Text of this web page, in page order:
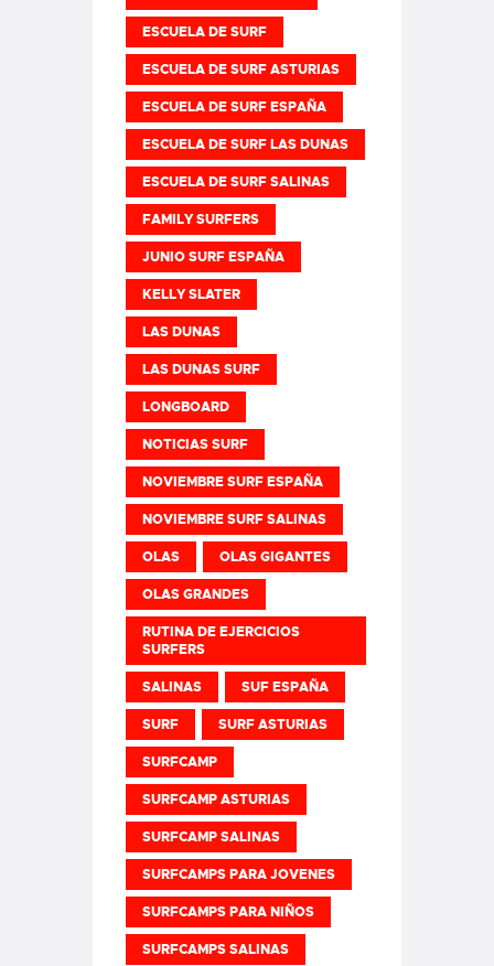
ESCUELA DE SURF
ESCUELA DE SURF ASTURIAS
ESCUELA DE SURF ESPAÑA
ESCUELA DE SURF LAS DUNAS
ESCUELA DE SURF SALINAS
FAMILY SURFERS
JUNIO SURF ESPAÑA
KELLY SLATER
LAS DUNAS
LAS DUNAS SURF
LONGBOARD
NOTICIAS SURF
NOVIEMBRE SURF ESPAÑA
NOVIEMBRE SURF SALINAS
OLAS OLAS GIGANTES
OLAS GRANDES
RUTINA DE EJERCICIOS
SURFERS
SALINAS SUF ESPAÑA
SURF SURF ASTURIAS
SURFCAMP
SURFCAMP ASTURIAS
SURFCAMP SALINAS
SURFCAMPS PARA JOVENES
SURFCAMPS PARA NIÑOS
SURFCAMPS SALINAS